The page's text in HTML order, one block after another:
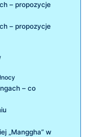
– propozycje
– propozycje
– co
„Manggha” w